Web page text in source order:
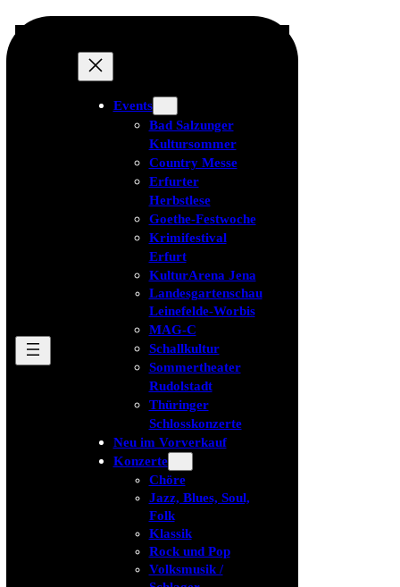
Events
Bad Salzunger
Kultursommer
Country Messe
Erfurter
Herbstlese
Goethe-Festwoche
Krimifestival
Erfurt
KulturArena Jena
Landesgartenschau
Leinefelde-Worbis
MAG-C
Schallkultur
Sommertheater
Rudolstadt
Thüringer
Schlosskonzerte
Neu im Vorverkauf
Konzerte
Chöre
Jazz, Blues, Soul,
Folk
Klassik
Rock und Pop
Volksmusik /